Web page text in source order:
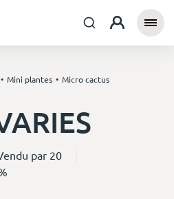
Mini plantes
Micro cactus
par 20